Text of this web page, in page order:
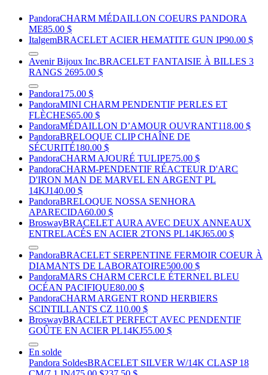
PandoraCHARM MÉDAILLON COEURS PANDORA
ME85.00 $
ItalgemBRACELET ACIER HEMATITE GUN IP90.00 $
Avenir Bijoux Inc.BRACELET FANTAISIE À BILLES 3
RANGS 2695.00 $
Pandora175.00 $
PandoraMINI CHARM PENDENTIF PERLES ET
FLÈCHES65.00 $
PandoraMÉDAILLON D’AMOUR OUVRANT118.00 $
PandoraBRELOQUE CLIP CHAÎNE DE
SÉCURITÉ180.00 $
PandoraCHARM AJOURÉ TULIPE75.00 $
PandoraCHARM-PENDENTIF RÉACTEUR D'ARC
D'IRON MAN DE MARVEL EN ARGENT PL
14KJ140.00 $
PandoraBRELOQUE NOSSA SENHORA
APARECIDA60.00 $
BroswayBRACELET AURA AVEC DEUX ANNEAUX
ENTRELACÉS EN ACIER 2TONS PL14KJ65.00 $
PandoraBRACELET SERPENTINE FERMOIR COEUR À
DIAMANTS DE LABORATOIRE500.00 $
PandoraMARS CHARM CERCLE ÉTERNEL BLEU
OCÉAN PACIFIQUE80.00 $
PandoraCHARM ARGENT ROND HERBIERS
SCINTILLANTS CZ 110.00 $
BroswayBRACELET PERFECT AVEC PENDENTIF
GOÛTE EN ACIER PL14KJ55.00 $
En solde
Pandora SoldesBRACELET SILVER W/14K CLASP 18